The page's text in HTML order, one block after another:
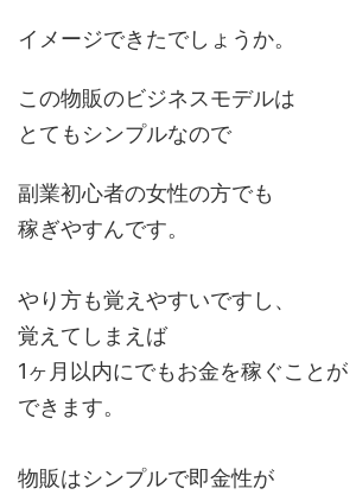
イメージできたでしょうか。
この物販のビジネスモデルは
とてもシンプルなので
副業初心者の女性の方でも
稼ぎやすんです。
やり方も覚えやすいですし、
覚えてしまえば
1ヶ月以内にでもお金を稼ぐことが
できます。
物販はシンプルで即金性が